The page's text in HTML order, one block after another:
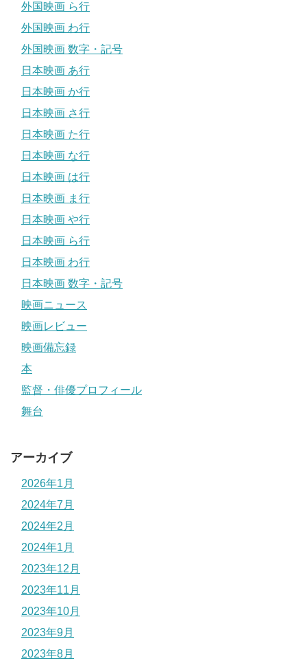
外国映画 ら行
外国映画 わ行
外国映画 数字・記号
日本映画 あ行
日本映画 か行
日本映画 さ行
日本映画 た行
日本映画 な行
日本映画 は行
日本映画 ま行
日本映画 や行
日本映画 ら行
日本映画 わ行
日本映画 数字・記号
映画ニュース
映画レビュー
映画備忘録
本
監督・俳優プロフィール
舞台
アーカイブ
2026年1月
2024年7月
2024年2月
2024年1月
2023年12月
2023年11月
2023年10月
2023年9月
2023年8月